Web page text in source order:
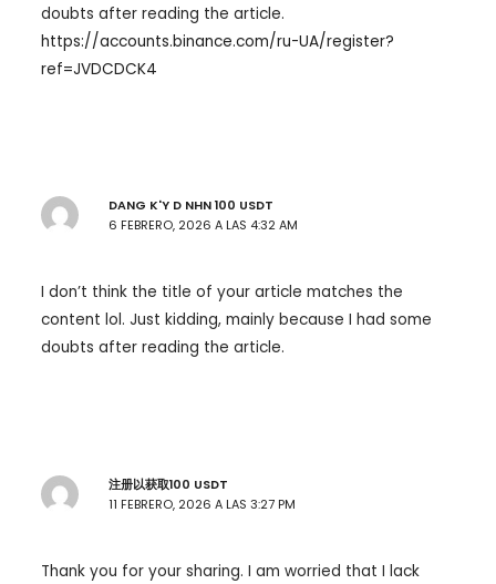
doubts after reading the article.
https://accounts.binance.com/ru-UA/register?
ref=JVDCDCK4
DANG K'Y D NHN 100 USDT
6 FEBRERO, 2026 A LAS 4:32 AM
I don’t think the title of your article matches the
content lol. Just kidding, mainly because I had some
doubts after reading the article.
注册以获取100 USDT
11 FEBRERO, 2026 A LAS 3:27 PM
Thank you for your sharing. I am worried that I lack